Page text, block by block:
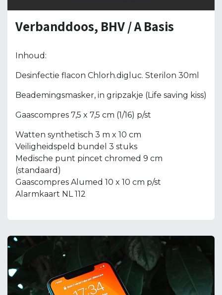
Verbanddoos, BHV / A Basis
Inhoud:
Desinfectie flacon Chlorh.digluc. Sterilon 30ml
Beademingsmasker, in gripzakje (Life saving kiss)
Gaascompres 7,5 x 7,5 cm (1/16) p/st
Watten synthetisch 3 m x 10 cm
Veiligheidspeld bundel 3 stuks
Medische punt pincet chromed 9 cm
(standaard)
Gaascompres Alumed 10 x 10 cm p/st
Alarmkaart NL 112